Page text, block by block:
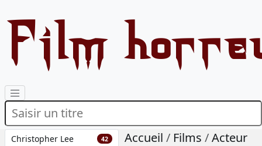
Film
Christopher Lee 42 Accueil Films
Acteur